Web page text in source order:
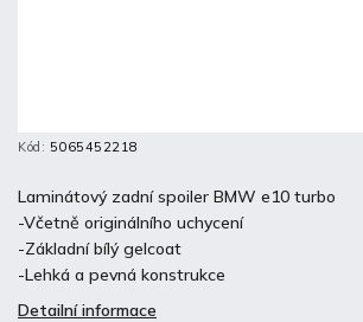
Kód: 5065452218
Laminátový zadní spoiler BMW e10 turbo
-Včetně originálního uchycení
-Základní bílý gelcoat
-Lehká a pevná konstrukce
Detailní informace